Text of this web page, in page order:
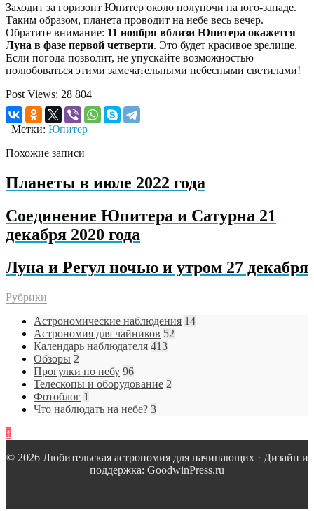
Заходит за горизонт Юпитер около полуночи на юго-западе.
Таким образом, планета проводит на небе весь вечер.
Обратите внимание: 11 ноября вблизи Юпитера окажется
Луна в фазе первой четверти. Это будет красивое зрелище.
Если погода позволит, не упускайте возможностью
полюбоваться этими замечательными небесными светилами!
Post Views: 28 804
Метки: Юпитер
Похожие записи
Планеты в июле 2022 года
Соединение Юпитера и Сатурна 21
декабря 2020 года
Луна и Регул ночью и утром 27 декабря
Рубрики
Астрономические наблюдения 14
Астрономия для чайников 52
Календарь наблюдателя 413
Обзоры 2
Прогулки по небу 96
Телескопы и оборудование 2
Фотоблог 1
Что наблюдать на небе? 3
↑
© 2026 Любительская астрономия для начинающих · Дизайн и
поддержка: GoodwinPress.ru